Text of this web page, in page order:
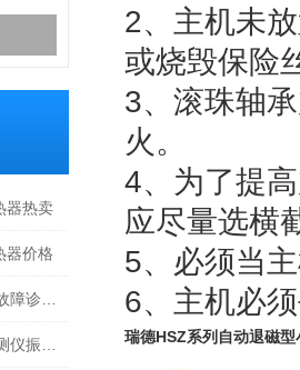
器热卖
器价格
2、主机未
或烧毁保险
3、滚珠轴
火。
4、为了提
应尽量选横
5、必须当
6、 主机必
瑞德HSZ系列自动退磁